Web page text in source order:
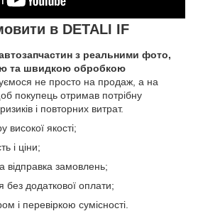
в DETALI IF
з реальними фото,
та швидкою обробкою
не просто на продаж, а на
покупець отримав потрібну
і повторних витрат.
високої якості;
і ціни;
відправка замовлень;
без додаткової оплати;
і перевіркою сумісності.